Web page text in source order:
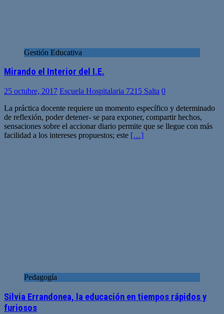
Gestión Educativa
Mirando el Interior del I.E.
25 octubre, 2017 Escuela Hospitalaria 7215 Salta 0
La práctica docente requiere un momento específico y determinado
de reflexión, poder detener- se para exponer, compartir hechos,
sensaciones sobre el accionar diario permite que se llegue con más
facilidad a los intereses propuestos; este […]
Pedagogía
Silvia Errandonea, la educación en tiempos rápidos y
furiosos